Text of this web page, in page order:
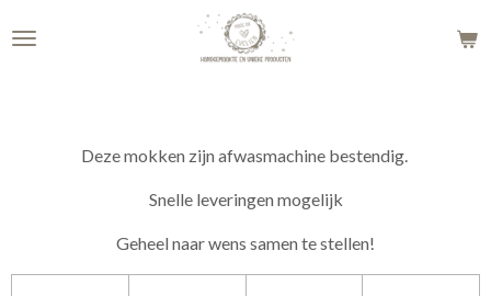
direct
Deze mokken zijn afwasmachine bestendig.
Snelle leveringen mogelijk
Geheel naar wens samen te stellen!